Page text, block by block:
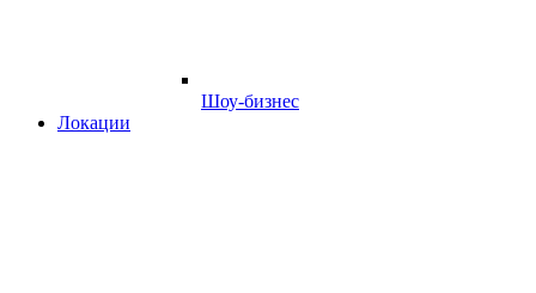
Шоу-бизнес
Локации